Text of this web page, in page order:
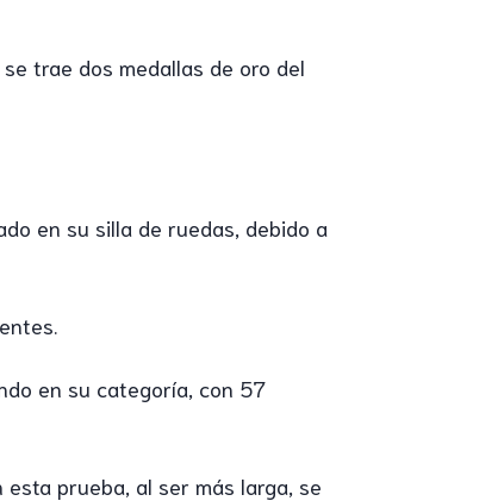
trae dos medallas de oro del
en su silla de ruedas, debido a
en su categoría, con 57
prueba, al ser más larga, se